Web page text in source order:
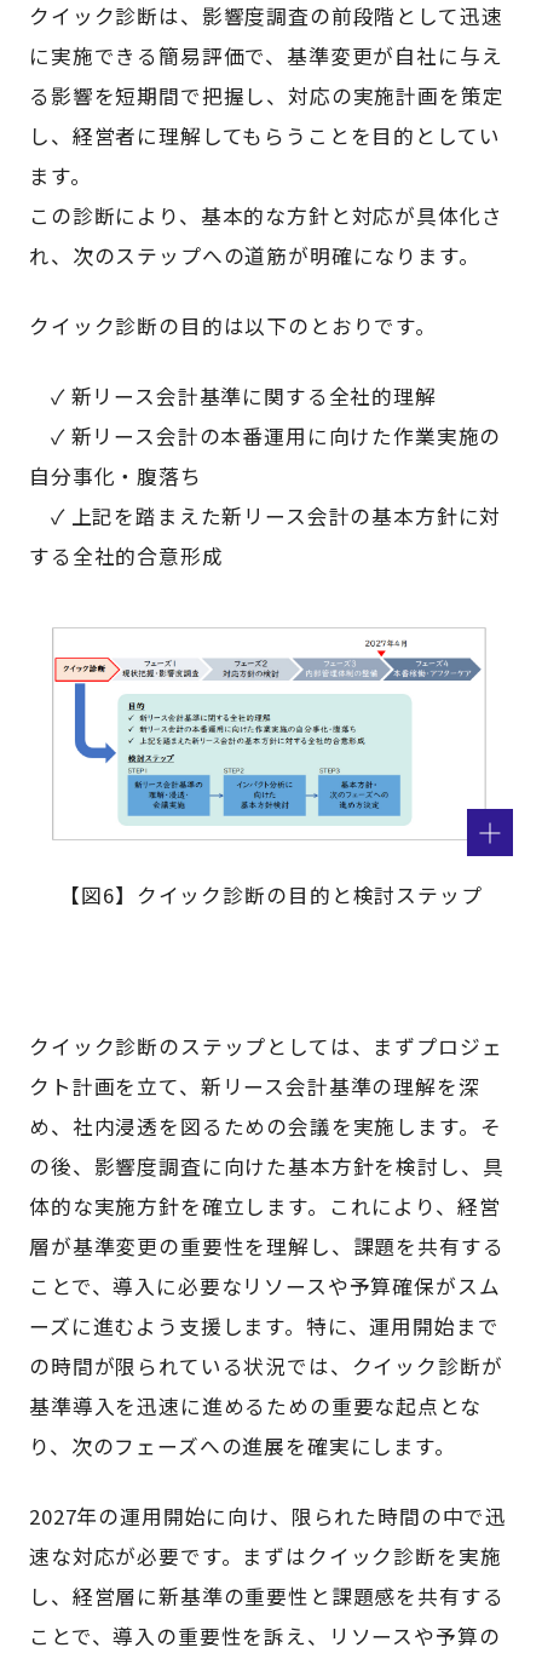
クイック診断は、影響度調査の前段階として迅速
に実施できる簡易評価で、基準変更が自社に与え
る影響を短期間で把握し、対応の実施計画を策定
し、経営者に理解してもらうことを目的としてい
ます。
この診断により、基本的な方針と対応が具体化さ
れ、次のステップへの道筋が明確になります。
クイック診断の目的は以下のとおりです。
✓ 新リース会計基準に関する全社的理解
✓ 新リース会計の本番運用に向けた作業実施の
自分事化・腹落ち
✓ 上記を踏まえた新リース会計の基本方針に対
する全社的合意形成
【図6】クイック診断の目的と検討ステップ
クイック診断のステップとしては、まずプロジェ
クト計画を立て、新リース会計基準の理解を深
め、社内浸透を図るための会議を実施します。そ
の後、影響度調査に向けた基本方針を検討し、具
体的な実施方針を確立します。これにより、経営
層が基準変更の重要性を理解し、課題を共有する
ことで、導入に必要なリソースや予算確保がスム
ーズに進むよう支援します。特に、運用開始まで
の時間が限られている状況では、クイック診断が
基準導入を迅速に進めるための重要な起点とな
り、次のフェーズへの進展を確実にします。
2027年の運用開始に向け、限られた時間の中で迅
速な対応が必要です。まずはクイック診断を実施
し、経営層に新基準の重要性と課題感を共有する
ことで、導入の重要性を訴え、リソースや予算の